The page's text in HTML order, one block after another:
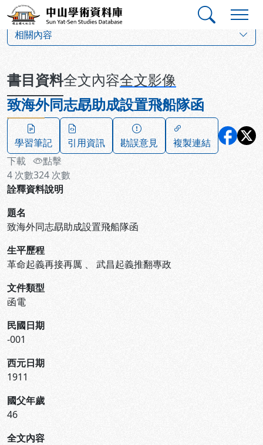
跳到主要內容
中山學術資料庫
相關內容
書目資料全文內容全文影像
致海外同志勗助成設置飛船隊函
學習筆記 引用資訊 勘誤意見
複製連結
下載
4 次數
點擊
324 次數
詮釋資料說明
題名
致海外同志勗助成設置飛船隊函
生平歷程
革命起義再接再厲 、 武昌起義推翻專政
文件類型
函電
民國日期
-001
西元日期
1911
國父年歲
46
全文內容